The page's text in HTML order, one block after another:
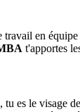
travail en
t'apportes
, tu es le visage